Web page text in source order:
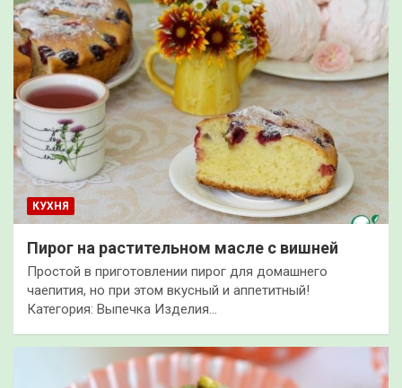
КУХНЯ
Пирог на растительном масле с вишней
Простой в приготовлении пирог для домашнего
чаепития, но при этом вкусный и аппетитный!
Категория: Выпечка Изделия…